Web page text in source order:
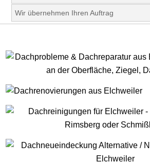
Wir übernehmen Ihren Auftrag